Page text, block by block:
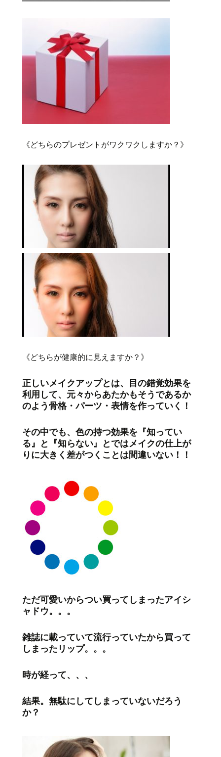
《どちらのプレゼントがワクワクしますか？》
《どちらが健康的に見えますか？》
正しいメイクアップとは、目の錯覚効果を
利用して、元々からあたかもそうであるか
のよう骨格・パーツ・表情を作っていく！
その中でも、色の持つ効果を『知ってい
る』と『知らない』とではメイクの仕上が
りに大きく差がつくことは間違いない！！
ただ可愛いからつい買ってしまったアイシ
ャドウ。。。
雑誌に載っていて流行っていたから買って
しまったリップ。。。
時が経って、、、
結果。無駄にしてしまっていないだろう
か？